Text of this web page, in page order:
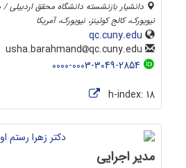
دانشیار بازنشسته دانشگاه محقق اردبیلی
نیویورک، کالج کوئینز، نیویورک، آمریکا
qc.cuny.edu
qc.cuny.edu
0000-0003-3049-2854
h-index: 18
مدیر اجرایی